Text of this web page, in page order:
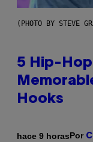
(PHOTO BY STEVE
5 Hip-
Hooks
hace 9 horasPor